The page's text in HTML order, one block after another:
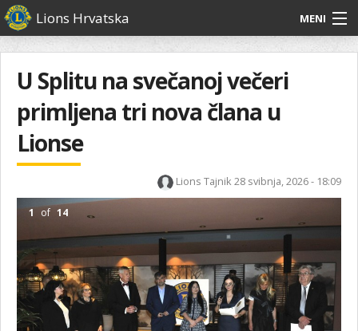
Skoči
na
glavni
Lions Hrvatska MENI
O nama
Lions Distrikt 126
Naši projekti
Glavni
izbornik
O
nama
Lions
Distrikt
126
Naši
U Splitu na svečanoj večeri
primljena tri nova člana u
Lionse
Lions Tajnik 28 svibnja, 2026 - 18:09
1 of 14